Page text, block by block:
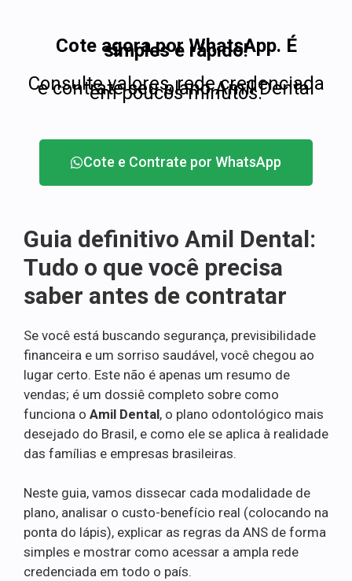
Cote agora por WhatsApp. É
simples e rápido!
Consulte valores, rede credenciada
e contrate seu plano Amil Dental
em poucos minutos.
Cote e Contrate por WhatsApp
Guia definitivo Amil Dental:
Tudo o que você precisa
saber antes de contratar
Se você está buscando segurança, previsibilidade
financeira e um sorriso saudável, você chegou ao
lugar certo. Este não é apenas um resumo de
vendas; é um dossiê completo sobre como
funciona o Amil Dental, o plano odontológico mais
desejado do Brasil, e como ele se aplica à realidade
das famílias e empresas brasileiras.
Neste guia, vamos dissecar cada modalidade de
plano, analisar o custo-benefício real (colocando na
ponta do lápis), explicar as regras da ANS de forma
simples e mostrar como acessar a ampla rede
credenciada em todo o país.